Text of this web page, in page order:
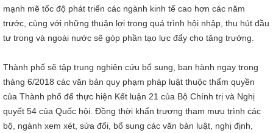
mạnh mẽ tốc độ phát triển các ngành kinh tế cao hơn các năm
trước, cùng với những thuận lợi trong quá trình hội nhập, thu hút đầu
tư trong và ngoài nước sẽ góp phần tạo lực đẩy cho tăng trưởng.
Thành phố sẽ tập trung nghiên cứu bổ sung, ban hành ngay trong
tháng 6/2018 các văn bản quy phạm pháp luật thuộc thẩm quyền
của Thành phố để thực hiện Kết luận 21 của Bộ Chính trị và Nghị
quyết 54 của Quốc hội. Đồng thời khẩn trương tham mưu trình các
bộ, ngành xem xét, sửa đổi, bổ sung các văn bản luật, nghị định,